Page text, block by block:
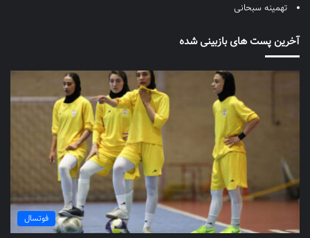
تهمینه سبحانی
آخرین پست های بازبینی شده
فوتسال